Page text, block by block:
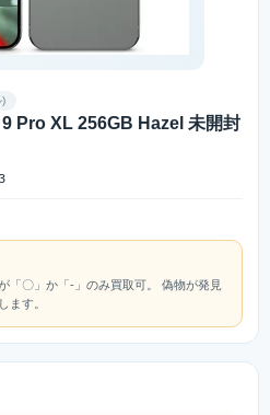
)
Pro XL 256GB Hazel 未開封
「〇」か「-」のみ買取可。 偽物が発見
ます。